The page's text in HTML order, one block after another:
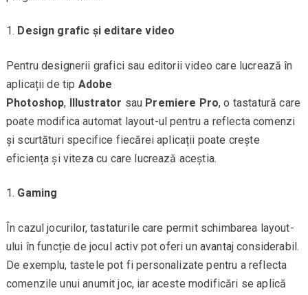
Design grafic și editare video
Pentru designerii grafici sau editorii video care lucrează în
aplicații de tip Adobe
Photoshop, Illustrator sau Premiere Pro, o tastatură care
poate modifica automat layout-ul pentru a reflecta comenzi
și scurtături specifice fiecărei aplicații poate crește
eficiența și viteza cu care lucrează aceștia.
Gaming
În cazul jocurilor, tastaturile care permit schimbarea layout-
ului în funcție de jocul activ pot oferi un avantaj considerabil.
De exemplu, tastele pot fi personalizate pentru a reflecta
comenzile unui anumit joc, iar aceste modificări se aplică